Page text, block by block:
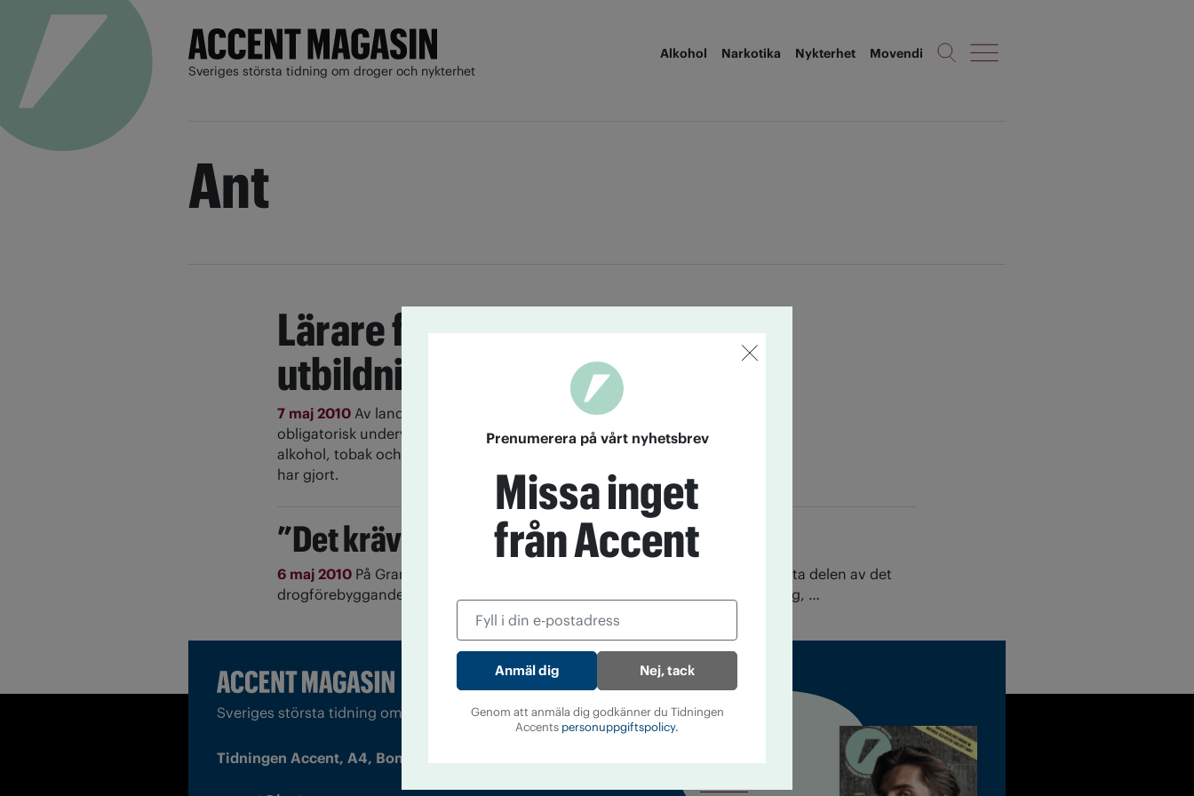
Sveriges största tidning om droger och nykterhet
Alkohol Narkotika Nykterhet Movendi
Ant
Lärare får ingen ANT-
utbildning
7 maj 2010 Av landets 24 lärar­utbildningar är det ingen som har
obligatorisk undervisning för blivande lärare om riskerna med ANT,
alkohol, tobak och narkotika. Det visar en undersökning som Accent
har gjort.
”Det krävs ett engagemang”
6 maj 2010 På Granbergsskolan i Bollnäs satsas det på ANT-frågor. Men största delen av det
drogförebyggande arbetet utspelar sig inte på lektionerna. Föräldrautbildning, …
Sveriges största tidning om droger och nykterhet
Tidningen Accent, A4, Bondegatan 21, 116 33 Stockholm
Prenumerera på vårt nyhetsbrev
Missa inget
från Accent
Nej, tack
Genom att anmäla dig godkänner du Tidningen
Accents personuppgiftspolicy.